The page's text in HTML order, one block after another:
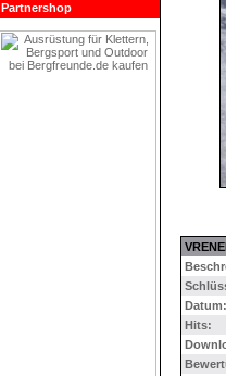
Partnershop
Datum:
Hits: